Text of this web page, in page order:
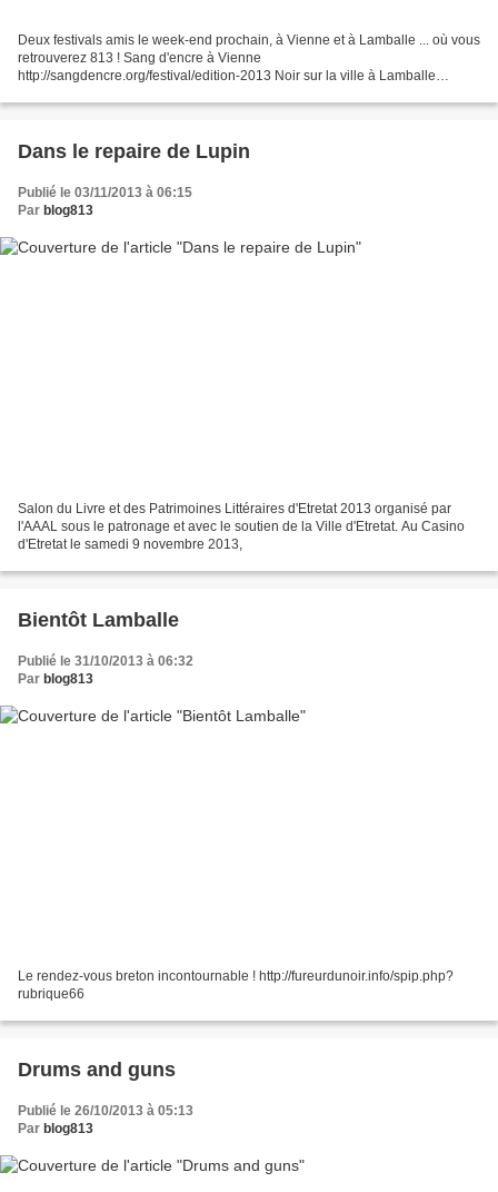
Deux festivals amis le week-end prochain, à Vienne et à Lamballe ... où vous
retrouverez 813 ! Sang d'encre à Vienne
http://sangdencre.org/festival/edition-2013 Noir sur la ville à Lamballe
Dans le repaire de Lupin
Publié le 03/11/2013 à 06:15
Par blog813
Salon du Livre et des Patrimoines Littéraires d'Etretat 2013 organisé par
l'AAAL sous le patronage et avec le soutien de la Ville d'Etretat. Au Casino
d'Etretat le samedi 9 novembre 2013,
Bientôt Lamballe
Publié le 31/10/2013 à 06:32
Par blog813
Le rendez-vous breton incontournable ! http://fureurdunoir.info/spip.php?
rubrique66
Drums and guns
Publié le 26/10/2013 à 05:13
Par blog813